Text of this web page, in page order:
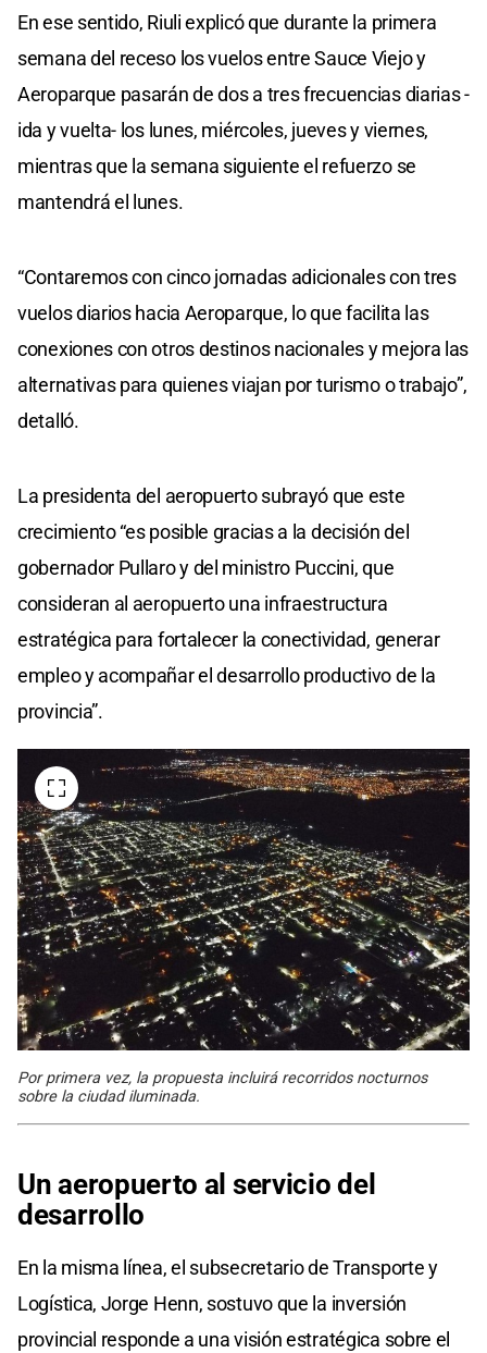
En ese sentido, Riuli explicó que durante la primera
semana del receso los vuelos entre Sauce Viejo y
Aeroparque pasarán de dos a tres frecuencias diarias -
ida y vuelta- los lunes, miércoles, jueves y viernes,
mientras que la semana siguiente el refuerzo se
mantendrá el lunes.
“Contaremos con cinco jornadas adicionales con tres
vuelos diarios hacia Aeroparque, lo que facilita las
conexiones con otros destinos nacionales y mejora las
alternativas para quienes viajan por turismo o trabajo”,
detalló.
La presidenta del aeropuerto subrayó que este
crecimiento “es posible gracias a la decisión del
gobernador Pullaro y del ministro Puccini, que
consideran al aeropuerto una infraestructura
estratégica para fortalecer la conectividad, generar
empleo y acompañar el desarrollo productivo de la
provincia”.
Por primera vez, la propuesta incluirá recorridos nocturnos
sobre la ciudad iluminada.
Un aeropuerto al servicio del
desarrollo
En la misma línea, el subsecretario de Transporte y
Logística, Jorge Henn, sostuvo que la inversión
provincial responde a una visión estratégica sobre el